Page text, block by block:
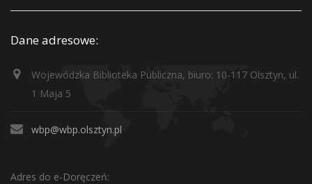
Dane adresowe:
Wojewódzka Biblioteka Publiczna, biuro: 10-117 Olsztyn, ul.
1 Maja 5
wbp@wbp.olsztyn.pl
Adres do e-Doręczeń: